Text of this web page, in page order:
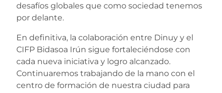
desafíos globales que como sociedad tenemos
por delante.
En definitiva, la colaboración entre Dinuy y el
CIFP Bidasoa Irún sigue fortaleciéndose con
cada nueva iniciativa y logro alcanzado.
Continuaremos trabajando de la mano con el
centro de formación de nuestra ciudad para